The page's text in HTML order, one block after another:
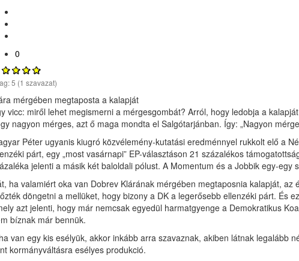
0
5 (1 szavazat)
mérgében megtaposta a kalapját
vicc: miről lehet megismerni a mérgesgombát? Arról, hogy ledobja a
nagyon mérges, azt ő maga mondta el Salgótarjánban. Így: „Nagyon
Péter ugyanis kiugró közvélemény-kutatási eredménnyel rukkolt elő a
párt, egy „most vasárnapi” EP-választáson 21 százalékos
jelenti a másik két baloldali pólust. A Momentum és a Jobbik egy-egy
ha valamiért oka van Dobrev Klárának mérgében megtaposnia kalapját,
döngetni a mellüket, hogy bizony a DK a legerősebb ellenzéki párt. És
azt jelenti, hogy már nemcsak egyedül harmatgyenge a Demokratikus
bíznak már bennük.
van egy kis esélyük, akkor inkább arra szavaznak, akiben látnak legalább
kormányváltásra esélyes produkció.